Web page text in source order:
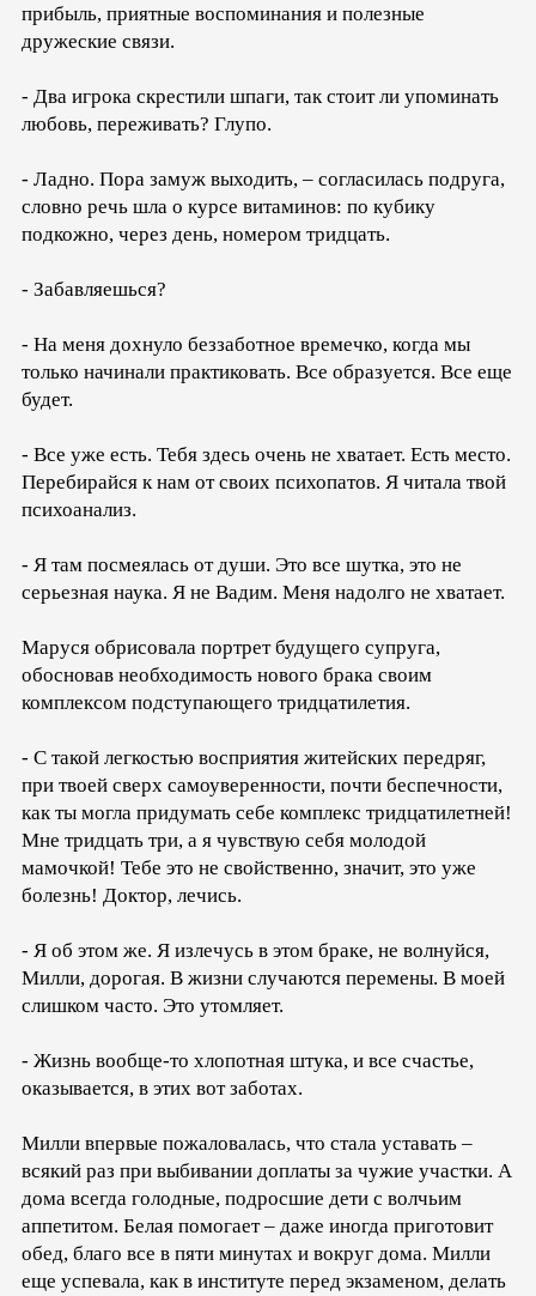
прибыль, приятные воспоминания и полезные
дружеские связи.
- Два игрока скрестили шпаги, так стоит ли упоминать
любовь, переживать? Глупо.
- Ладно. Пора замуж выходить, – согласилась подруга,
словно речь шла о курсе витаминов: по кубику
подкожно, через день, номером тридцать.
- Забавляешься?
- На меня дохнуло беззаботное времечко, когда мы
только начинали практиковать. Все образуется. Все еще
будет.
- Все уже есть. Тебя здесь очень не хватает. Есть место.
Перебирайся к нам от своих психопатов. Я читала твой
психоанализ.
- Я там посмеялась от души. Это все шутка, это не
серьезная наука. Я не Вадим. Меня надолго не хватает.
Маруся обрисовала портрет будущего супруга,
обосновав необходимость нового брака своим
комплексом подступающего тридцатилетия.
- С такой легкостью восприятия житейских передряг,
при твоей сверх самоуверенности, почти беспечности,
как ты могла придумать себе комплекс тридцатилетней!
Мне тридцать три, а я чувствую себя молодой
мамочкой! Тебе это не свойственно, значит, это уже
болезнь! Доктор, лечись.
- Я об этом же. Я излечусь в этом браке, не волнуйся,
Милли, дорогая. В жизни случаются перемены. В моей
слишком часто. Это утомляет.
- Жизнь вообще-то хлопотная штука, и все счастье,
оказывается, в этих вот заботах.
Милли впервые пожаловалась, что стала уставать –
всякий раз при выбивании доплаты за чужие участки. А
дома всегда голодные, подросшие дети с волчьим
аппетитом. Белая помогает – даже иногда приготовит
обед, благо все в пяти минутах и вокруг дома. Милли
еще успевала, как в институте перед экзаменом, делать